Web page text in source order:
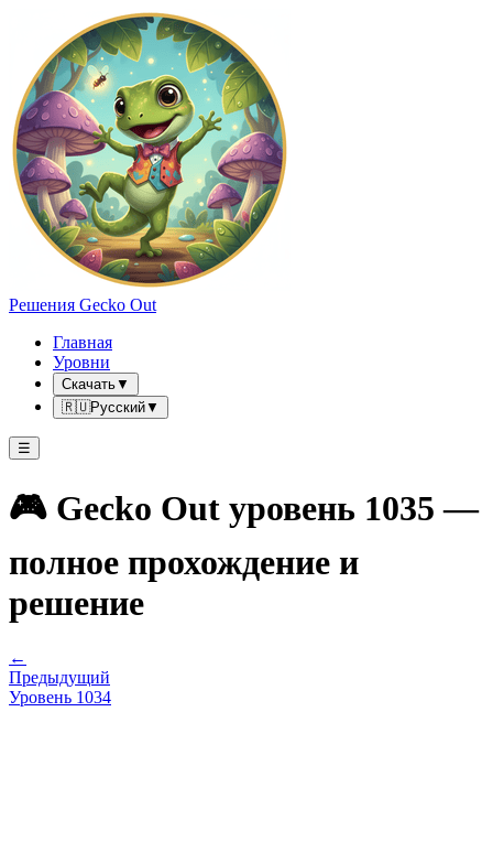
Решения Gecko Out
Главная
Уровни
Скачать▼
🇷🇺Русский▼
☰
🎮 Gecko Out уровень 1035 —
полное прохождение и
решение
←
Предыдущий
Уровень 1034